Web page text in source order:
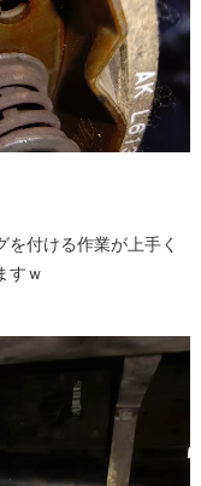
付ける作業が上手く
すｗ